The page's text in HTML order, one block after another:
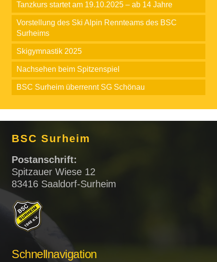
Tanzkurs startet am 19.10.2025 – ab 14 Jahre
Vorstellung des Ski Alpin Rennteams des BSC
Surheims
Skigymnastik 2025
Nachsehen beim Spitzenspiel
BSC Surheim überrennt SG Schönau
BSC Surheim
Postanschrift:
Spitzauer Wiese 12
83416 Saaldorf-Surheim
Schnellnavigation